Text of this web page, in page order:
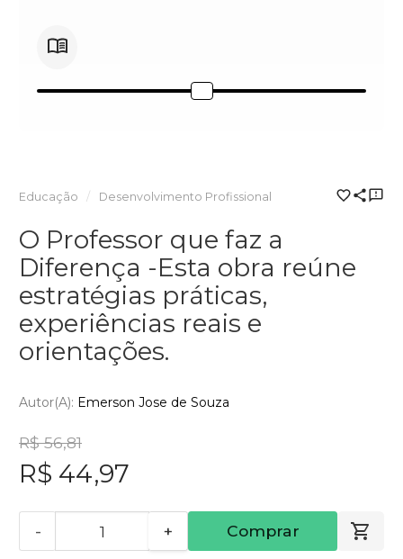
Educação Desenvolvimento Profissional
O Professor que faz a
Diferença -Esta obra reúne
estratégias práticas,
experiências reais e
orientações.
Autor(a): Emerson Jose de Souza
R$ 56,81
R$ 44,97
- + Comprar